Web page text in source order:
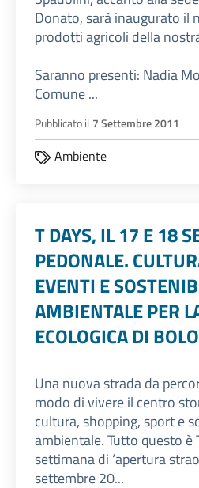
Donato, sarà inaugurato il
prodotti agricoli della
Saranno presenti: Nadia
Comune ...
Pubblicato il 7 Settembre 2011
Ambiente
T DAYS, IL 17 E 18
PEDONALE.
EVENTI E
AMBIENTALE PER
ECOLOGICA DI
Una nuova strada da
modo di vivere il centro
cultura, shopping, sport e
ambientale. Tutto questo è
settimana di ‘apertura
settembre 20...